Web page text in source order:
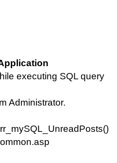
executing SQL query
Administrator.